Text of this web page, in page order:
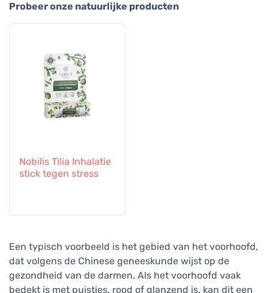
Probeer onze natuurlijke producten
Nobilis Tilia Inhalatie
stick tegen stress
Een typisch voorbeeld is het gebied van het voorhoofd,
dat volgens de Chinese geneeskunde wijst op de
gezondheid van de darmen. Als het voorhoofd vaak
bedekt is met puistjes, rood of glanzend is, kan dit een